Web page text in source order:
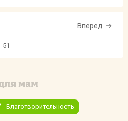
Вперед
51
Благотворительность